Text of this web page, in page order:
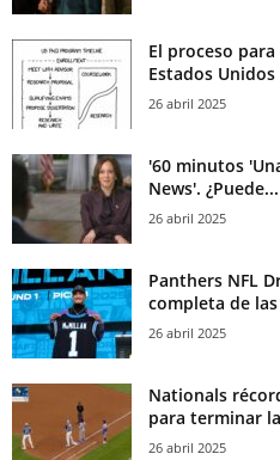
El proceso
Estados Unidos
26 abril 2025
'60 minutos
News'. ¿Puede...
26 abril 2025
Panthers NFL
completa de
26 abril 2025
Nationals
para terminar
26 abril 2025